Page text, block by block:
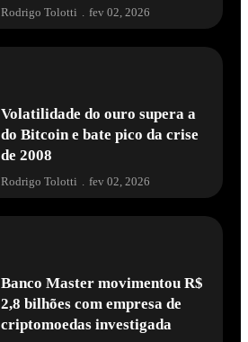
Rodrigo Tolotti . fev 02, 2026
Volatilidade do ouro supera a
do Bitcoin e bate pico da crise
de 2008
Rodrigo Tolotti . fev 02, 2026
Banco Master movimentou R$
2,8 bilhões com empresa de
criptomoedas investigada